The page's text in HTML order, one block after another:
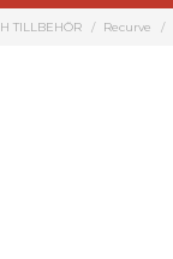
TILLBEHÖR Recurve